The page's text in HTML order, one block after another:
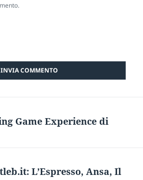
Game Experience di
L’Espresso, Ansa, Il